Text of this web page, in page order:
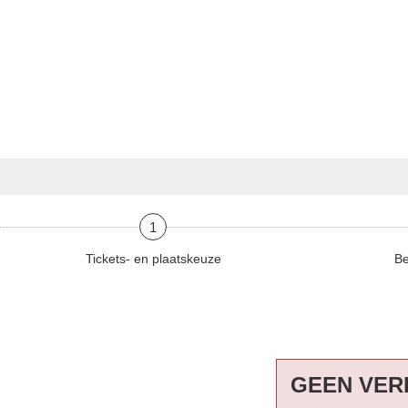
1
Tickets- en plaatskeuze
GEEN